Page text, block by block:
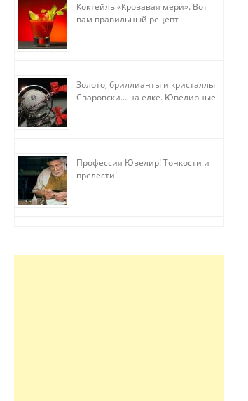
Коктейль «Кровавая мери». Вот
вам правильный рецепт
Золото, бриллианты и кристаллы
Сваровски… на елке. Ювелирные
Профессия Ювелир! Тонкости и
прелести!